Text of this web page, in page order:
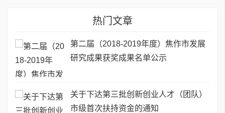
热门文章
第二届（2018-2019年度）焦作市发展
研究成果获奖成果名单公示
关于下达第三批创新创业人才（团队）
市级首次扶持资金的通知